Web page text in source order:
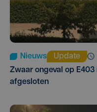
Nieuws Update
Zwaar ongeval op
afgesloten